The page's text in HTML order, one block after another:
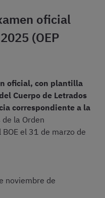
oficial
(OEP
oficial, con plantilla
Cuerpo de Letrados
correspondiente a la
la Orden
el 31 de marzo de
noviembre de